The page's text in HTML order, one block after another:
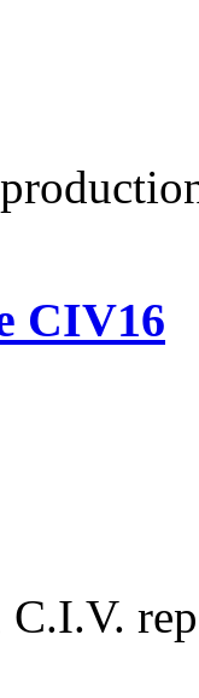
CIV16